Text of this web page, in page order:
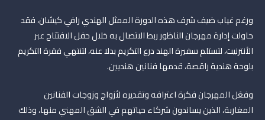
ورغم غياب ضيف شرف هذه الدورة الممثل الهندي رافي كيشان، فقد
حاولت إدارة مهرجان الناظور ربط الاتصال به خلال حفل الافتتاح عبر
الأنترنيت، لتستلم سفيرة الهند درع التكريم بدلا عنه، لتنتهي فقرة التكريم
بلوحة هندية راقصة، قدمها فنانين هنديين.
وفعَل المهرجان فكرة اعترافه وتقديره لأزواج وزوجات الفنانين
المغاربة، الذين يساندون شركاء حياتهم في الشق المهني منها، وذلك